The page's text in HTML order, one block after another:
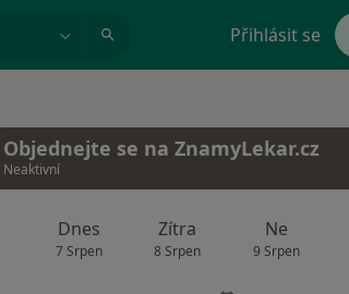
Přihlásit se
Objednejte se na ZnamyLekar.cz
Neaktivní
Dnes
7 Srpen
Zítra
8 Srpen
Ne
9 Srpen